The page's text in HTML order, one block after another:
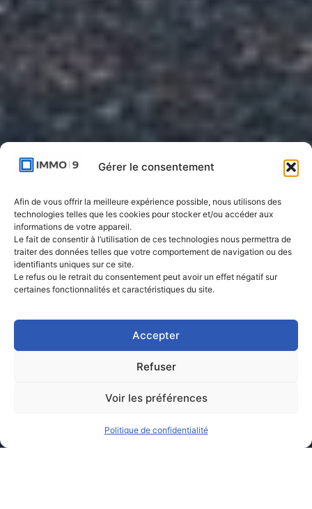
Gérer le consentement
Afin de vous offrir la meilleure expérience possible, nous utilisons des
technologies telles que les cookies pour stocker et/ou accéder aux
informations de votre appareil.
Le fait de consentir à l’utilisation de ces technologies nous permettra de
traiter des données telles que votre comportement de navigation ou des
identifiants uniques sur ce site.
Le refus ou le retrait du consentement peut avoir un effet négatif sur
certaines fonctionnalités et caractéristiques du site.
Accepter
Refuser
Voir les préférences
Politique de confidentialité